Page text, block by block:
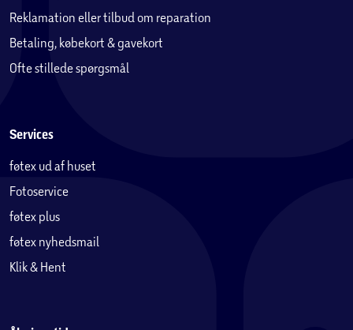
Reklamation eller tilbud om reparation
Betaling, købekort & gavekort
Ofte stillede spørgsmål
Services
føtex ud af huset
Fotoservice
føtex plus
føtex nyhedsmail
Klik & Hent